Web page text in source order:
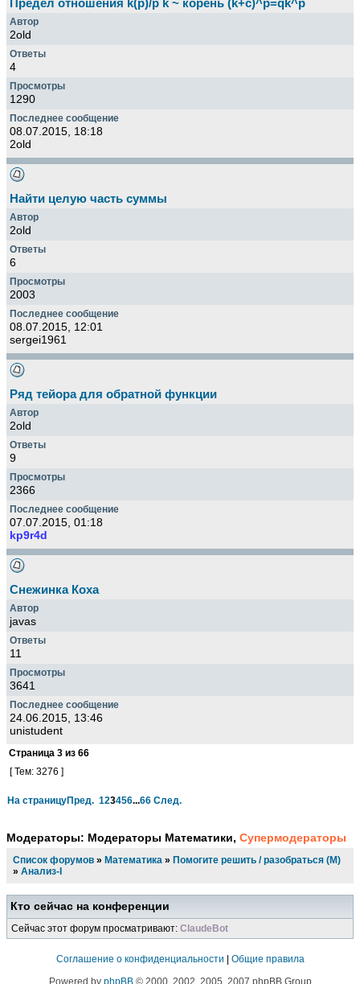
Предел отношения k(p)/p k ~ корень (k+c)^p=qk^p
2old
4
1290
08.07.2015, 18:18
2old
Найти целую часть суммы
2old
6
2003
08.07.2015, 12:01
sergei1961
Ряд тейора для обратной функции
2old
9
2366
07.07.2015, 01:18
kp9r4d
Снежинка Коха
javas
11
3641
24.06.2015, 13:46
unistudent
Страница 3 из 66
[ Тем: 3276 ]
На страницуПред. 123456...66 След.
Модераторы: Модераторы Математики, Супермодераторы
Список форумов » Математика » Помогите решить / разобраться (М)
» Анализ-I
Кто сейчас на конференции
Сейчас этот форум просматривают: ClaudeBot
Соглашение о конфиденциальности
Общие правила
Powered by phpBB© 2000, 2002, 2005, 2007 phpBB Group